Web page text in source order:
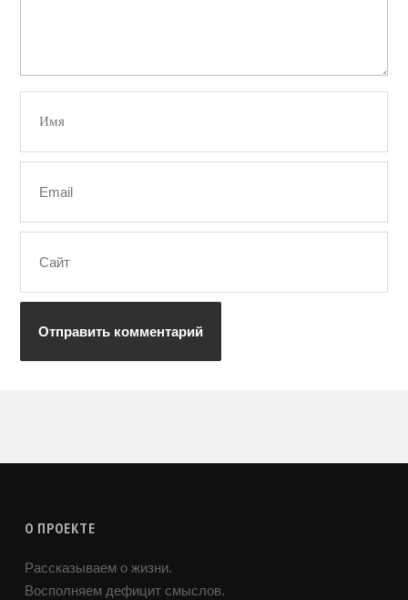
О ПРОЕКТЕ
Рассказываем о жизни.
Восполняем дефицит смыслов.